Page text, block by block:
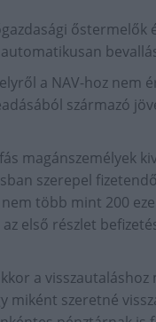
őstermelők
a NAV-hoz nem
származó
magánszemélyek
szerepel
nem több mint 200
első részlet
a visszautaláshoz
szeretné